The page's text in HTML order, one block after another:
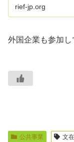
rief-jp.org
外国企業も参加し
公共事業 文